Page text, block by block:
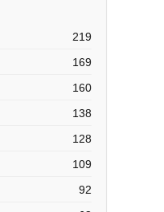
219
169
160
138
128
109
92